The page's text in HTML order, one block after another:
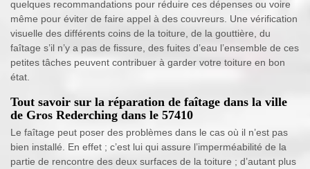
quelques recommandations pour réduire ces dépenses ou voire
même pour éviter de faire appel à des couvreurs. Une vérification
visuelle des différents coins de la toiture, de la gouttière, du
faîtage s’il n’y a pas de fissure, des fuites d’eau l’ensemble de ces
petites tâches peuvent contribuer à garder votre toiture en bon
état.
Tout savoir sur la réparation de faîtage dans la ville
de Gros Rederching dans le 57410
Le faîtage peut poser des problèmes dans le cas où il n’est pas
bien installé. En effet ; c’est lui qui assure l’imperméabilité de la
partie de rencontre des deux surfaces de la toiture ; d’autant plus